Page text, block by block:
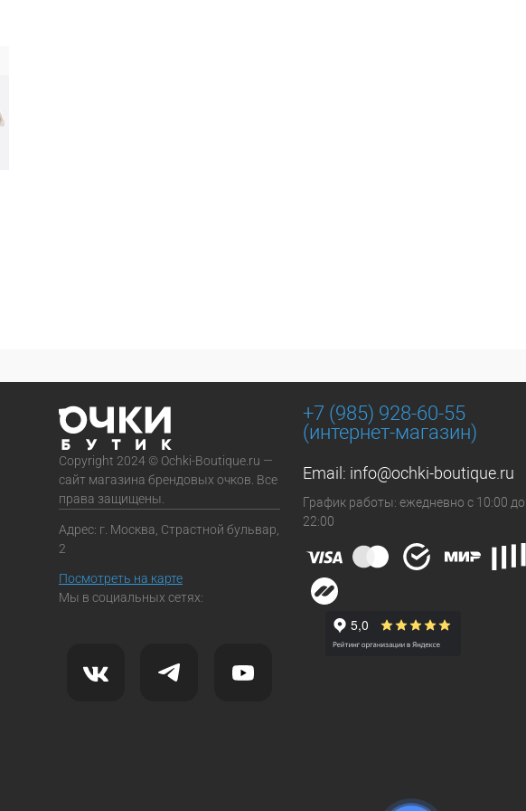
Copyright 2024 © Ochki-Boutique.ru —
сайт магазина брендовых очков. Все
права защищены.
Адрес: г. Москва, Страстной бульвар,
2
Посмотреть на карте
Мы в социальных сетях:
+7 (985) 928-60-55
(интернет-магазин)
Email: info@ochki-boutique.ru
График работы: ежедневно с 10:00 до
22:00